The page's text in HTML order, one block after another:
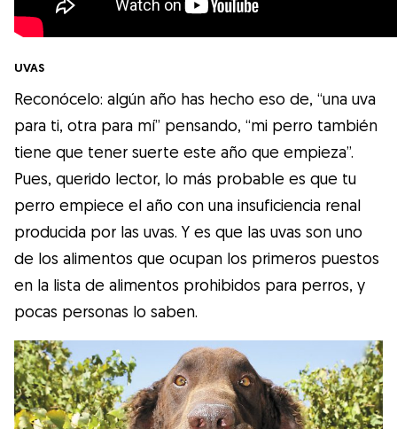
UVAS
Reconócelo: algún año has hecho eso de, “una uva
para ti, otra para mí” pensando, “mi perro también
tiene que tener suerte este año que empieza”.
Pues, querido lector, lo más probable es que tu
perro empiece el año con una insuficiencia renal
producida por las uvas. Y es que las uvas son uno
de los alimentos que ocupan los primeros puestos
en la lista de alimentos prohibidos para perros, y
pocas personas lo saben.